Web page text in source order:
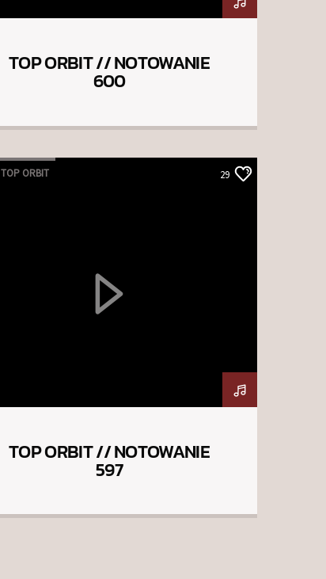
TOP ORBIT // NOTOWANIE
600
TOP ORBIT 29
TOP ORBIT // NOTOWANIE
597